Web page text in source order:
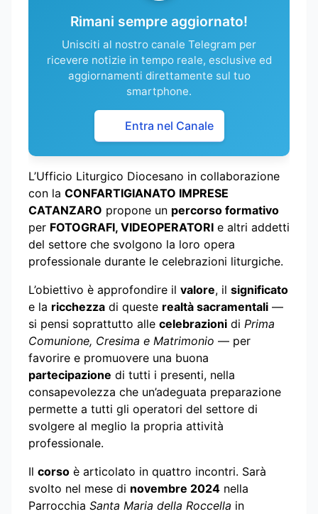
Rimani sempre aggiornato!
Unisciti al nostro canale Telegram per
ricevere notizie in tempo reale, esclusive ed
aggiornamenti direttamente sul tuo
smartphone.
Entra nel Canale
L’Ufficio Liturgico Diocesano in collaborazione
con la CONFARTIGIANATO IMPRESE
CATANZARO propone un percorso formativo
per FOTOGRAFI, VIDEOPERATORI e altri addetti
del settore che svolgono la loro opera
professionale durante le celebrazioni liturgiche.
L’obiettivo è approfondire il valore, il significato
e la ricchezza di queste realtà sacramentali —
si pensi soprattutto alle celebrazioni di Prima
Comunione, Cresima e Matrimonio — per
favorire e promuovere una buona
partecipazione di tutti i presenti, nella
consapevolezza che un’adeguata preparazione
permette a tutti gli operatori del settore di
svolgere al meglio la propria attività
professionale.
Il corso è articolato in quattro incontri. Sarà
svolto nel mese di novembre 2024 nella
Parrocchia Santa Maria della Roccella in